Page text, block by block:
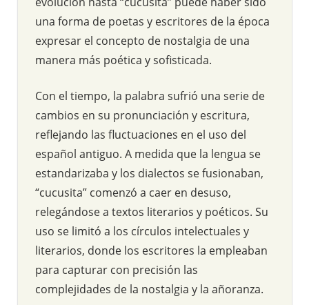
una forma de poetas y escritores de la época
expresar el concepto de nostalgia de una
manera más poética y sofisticada.
Con el tiempo, la palabra sufrió una serie de
cambios en su pronunciación y escritura,
reflejando las fluctuaciones en el uso del
español antiguo. A medida que la lengua se
estandarizaba y los dialectos se fusionaban,
“cucusita” comenzó a caer en desuso,
relegándose a textos literarios y poéticos. Su
uso se limitó a los círculos intelectuales y
literarios, donde los escritores la empleaban
para capturar con precisión las
complejidades de la nostalgia y la añoranza.